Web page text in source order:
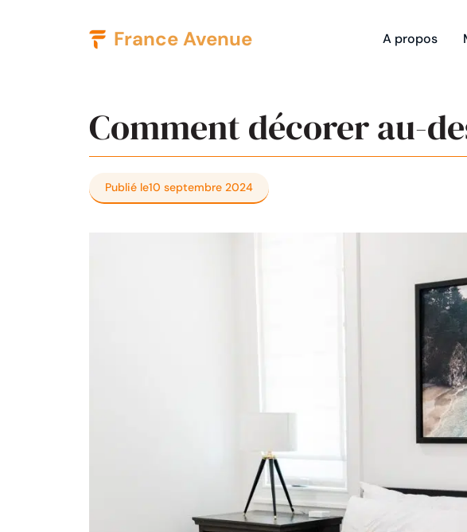
France Avenue A propos
Comment décorer au-
Publié le10 septembre 2024